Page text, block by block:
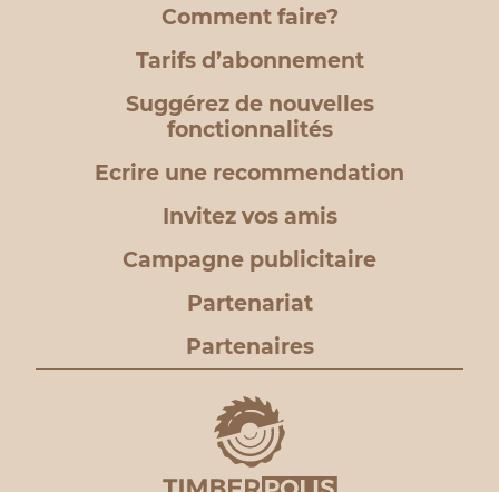
Comment faire?
Tarifs d’abonnement
Suggérez de nouvelles
fonctionnalités
Ecrire une recommendation
Invitez vos amis
Campagne publicitaire
Partenariat
Partenaires